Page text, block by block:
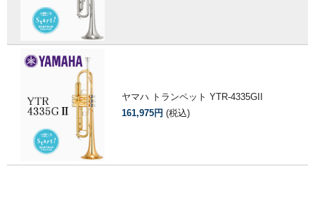
ヤマハ トランペット YTR-4335GII
161,975円 (税込)